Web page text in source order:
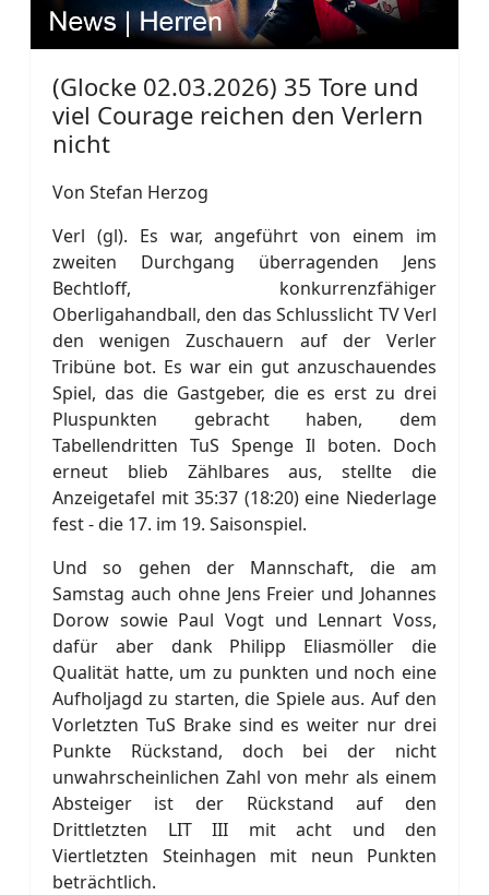
(Glocke 02.03.2026) 35 Tore und
viel Courage reichen den Verlern
nicht
Von Stefan Herzog
Verl (gl). Es war, angeführt von einem im
zweiten Durchgang überragenden Jens
Bechtloff, konkurrenzfähiger
Oberligahandball, den das Schlusslicht TV Verl
den wenigen Zuschauern auf der Verler
Tribüne bot. Es war ein gut anzuschauendes
Spiel, das die Gastgeber, die es erst zu drei
Pluspunkten gebracht haben, dem
Tabellendritten TuS Spenge Il boten. Doch
erneut blieb Zählbares aus, stellte die
Anzeigetafel mit 35:37 (18:20) eine Niederlage
fest - die 17. im 19. Saisonspiel.
Und so gehen der Mannschaft, die am
Samstag auch ohne Jens Freier und Johannes
Dorow sowie Paul Vogt und Lennart Voss,
dafür aber dank Philipp Eliasmöller die
Qualität hatte, um zu punkten und noch eine
Aufholjagd zu starten, die Spiele aus. Auf den
Vorletzten TuS Brake sind es weiter nur drei
Punkte Rückstand, doch bei der nicht
unwahrscheinlichen Zahl von mehr als einem
Absteiger ist der Rückstand auf den
Drittletzten LIT III mit acht und den
Viertletzten Steinhagen mit neun Punkten
beträchtlich.